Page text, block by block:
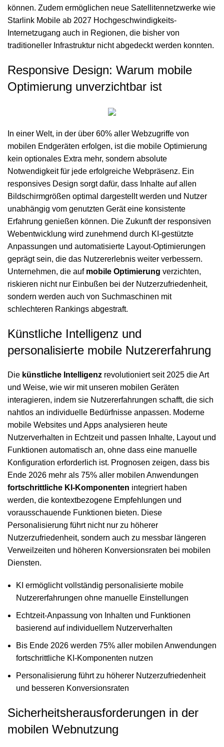
können. Zudem ermöglichen neue Satellitennetzwerke wie
Starlink Mobile ab 2027 Hochgeschwindigkeits-
Internetzugang auch in Regionen, die bisher von
traditioneller Infrastruktur nicht abgedeckt werden konnten.
Responsive Design: Warum mobile
Optimierung unverzichtbar ist
In einer Welt, in der über 60% aller Webzugriffe von
mobilen Endgeräten erfolgen, ist die mobile Optimierung
kein optionales Extra mehr, sondern absolute
Notwendigkeit für jede erfolgreiche Webpräsenz. Ein
responsives Design sorgt dafür, dass Inhalte auf allen
Bildschirmgrößen optimal dargestellt werden und Nutzer
unabhängig vom genutzten Gerät eine konsistente
Erfahrung genießen können. Die Zukunft der responsiven
Webentwicklung wird zunehmend durch KI-gestützte
Anpassungen und automatisierte Layout-Optimierungen
geprägt sein, die das Nutzererlebnis weiter verbessern.
Unternehmen, die auf mobile Optimierung verzichten,
riskieren nicht nur Einbußen bei der Nutzerzufriedenheit,
sondern werden auch von Suchmaschinen mit
schlechteren Rankings abgestraft.
Künstliche Intelligenz und
personalisierte mobile Nutzererfahrung
Die künstliche Intelligenz revolutioniert seit 2025 die Art
und Weise, wie wir mit unseren mobilen Geräten
interagieren, indem sie Nutzererfahrungen schafft, die sich
nahtlos an individuelle Bedürfnisse anpassen. Moderne
mobile Websites und Apps analysieren heute
Nutzerverhalten in Echtzeit und passen Inhalte, Layout und
Funktionen automatisch an, ohne dass eine manuelle
Konfiguration erforderlich ist. Prognosen zeigen, dass bis
Ende 2026 mehr als 75% aller mobilen Anwendungen
fortschrittliche KI-Komponenten integriert haben
werden, die kontextbezogene Empfehlungen und
vorausschauende Funktionen bieten. Diese
Personalisierung führt nicht nur zu höherer
Nutzerzufriedenheit, sondern auch zu messbar längeren
Verweilzeiten und höheren Konversionsraten bei mobilen
Diensten.
KI ermöglicht vollständig personalisierte mobile
Nutzererfahrungen ohne manuelle Einstellungen
Echtzeit-Anpassung von Inhalten und Funktionen
basierend auf individuellem Nutzerverhalten
Bis Ende 2026 werden 75% aller mobilen Anwendungen
fortschrittliche KI-Komponenten nutzen
Personalisierung führt zu höherer Nutzerzufriedenheit
und besseren Konversionsraten
Sicherheitsherausforderungen in der
mobilen Webnutzung